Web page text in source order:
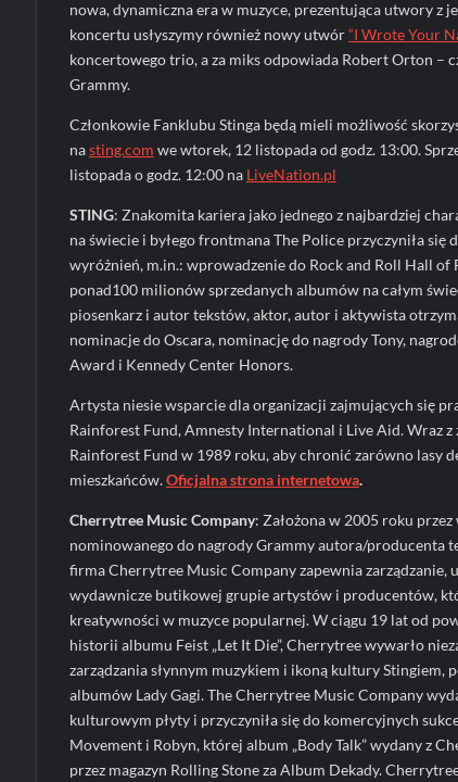
nowa, dynamiczna era w muzyce, prezentująca utwory z
koncertu usłyszymy również nowy utwór“I Wrote Your
koncertowego trio, a za miks odpowiada Robert Orton –
Grammy.
Członkowie Fanklubu Stinga będą mieli możliwość
nasting.com we wtorek, 12 listopada od godz. 13:00.
listopada o godz. 12:00 na LiveNation.pl
STING: Znakomita kariera jako jednego z najbardziej
na świecie i byłego frontmana The Police przyczyniła się
wyróżnień, m.in.: wprowadzenie do Rock and Roll Hall of
ponad100 milionów sprzedanych albumów na całym
piosenkarz i autor tekstów, aktor, autor i aktywista
nominacje do Oscara, nominację do nagrody Tony,
Award i Kennedy Center Honors.
Artysta niesie wsparcie dla organizacji zajmujących się
Rainforest Fund, Amnesty International i Live Aid. Wraz z
Rainforest Fund w 1989 roku, aby chronić zarówno lasy
mieszkańców.Oficjalna strona internetowa.
Cherrytree Music Company: Założona w 2005 roku
nominowanego do nagrody Grammy autora/producenta
firma Cherrytree Music Company zapewnia zarządzanie,
wydawnicze butikowej grupie artystów i producentów,
kreatywności w muzyce popularnej. W ciągu 19 lat od
historii albumu Feist „Let It Die”, Cherrytree wywarło
zarządzania słynnym muzykiem i ikoną kultury Stingiem,
albumów Lady Gagi. The Cherrytree Music Company
kulturowym płyty i przyczyniła się do komercyjnych
Movement i Robyn, której album „Body Talk” wydany z
przez magazyn Rolling Stone za Album Dekady.